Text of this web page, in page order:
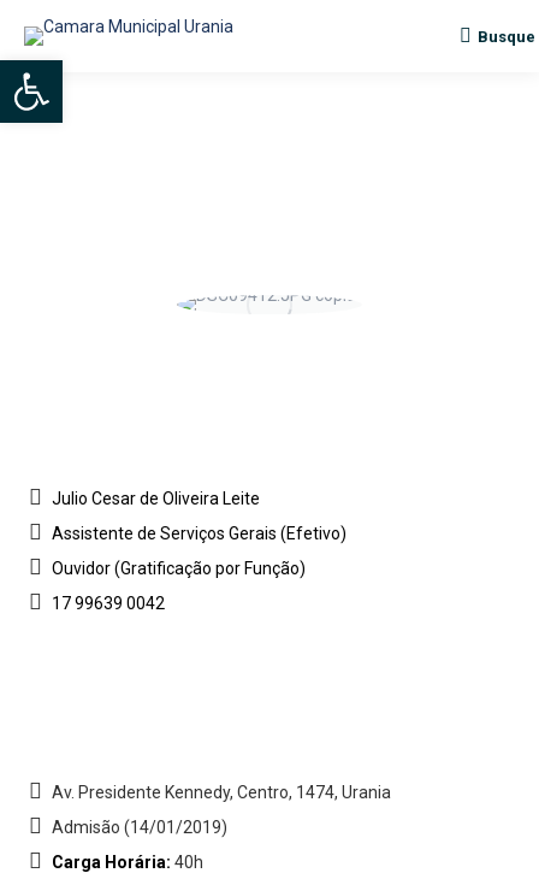
Search:
Busque
Julio Cesar de Oliveira Leite
Assistente de Serviços Gerais (Efetivo)
Ouvidor (Gratificação por Função)
17 99639 0042
Av. Presidente Kennedy, Centro, 1474, Urania
Admisão (14/01/2019)
Carga Horária: 40h
Abrir a barra de ferramentas